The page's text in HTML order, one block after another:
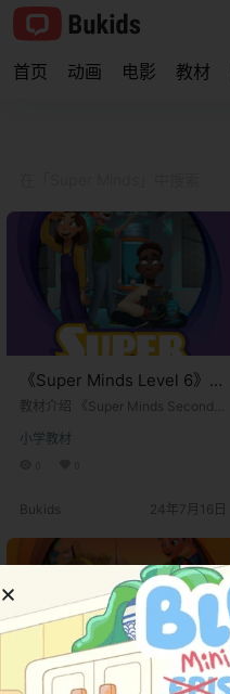
首页 动画 电影 教材
《Super Minds Level 6》剑
桥Super Minds第二版 第6
教材介绍 《Super Minds Second E
套多级别的英语教材系列，专为儿
多彩的故事、互动活动和项目工
n》激发学生的学习兴趣，培养他们
的批判性思维和创造力。 出版社介
绍 剑桥大学出版社（Cambridge
小学教材
Bukids 24年7月16日